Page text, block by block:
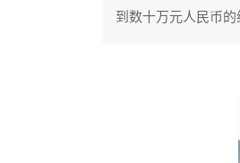
到数十万元人民币